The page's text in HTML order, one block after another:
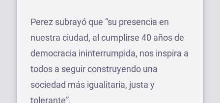
Perez subrayó que “su presencia en
nuestra ciudad, al cumplirse 40 años de
democracia ininterrumpida, nos inspira a
todos a seguir construyendo una
sociedad más igualitaria, justa y
tolerante”.